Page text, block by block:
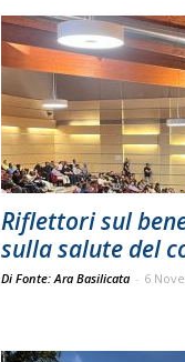
Riflettori sul
sulla salute del
Di Fonte: Ara Basilicata - 6